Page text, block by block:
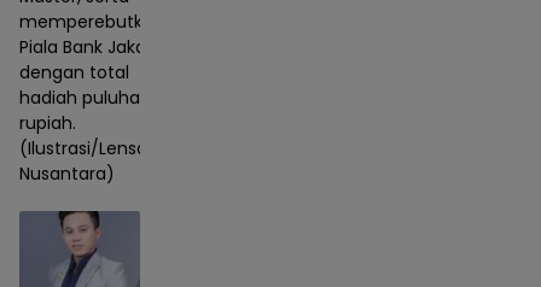
memperebutkan
Piala Bank Jakarta
dengan total
hadiah puluhan juta
rupiah.
(Ilustrasi/Lensa
Nusantara)